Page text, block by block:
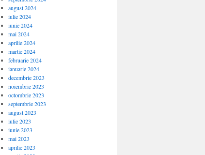
august 2024
iulie 2024
iunie 2024
mai 2024
aprilie 2024
martie 2024
februarie 2024
ianuarie 2024
decembrie 2023
noiembrie 2023
octombrie 2023
septembrie 2023
august 2023
iulie 2023
iunie 2023
mai 2023
aprilie 2023